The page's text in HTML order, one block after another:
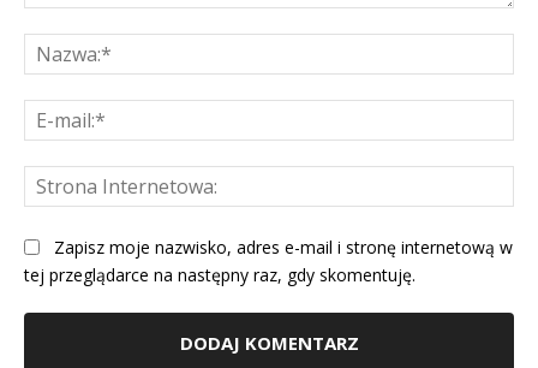
Zapisz moje nazwisko, adres e-mail i stronę internetową w
tej przeglądarce na następny raz, gdy skomentuję.